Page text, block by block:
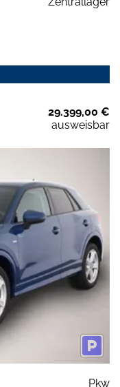
29.399,00 €
ausweisbar
Pkw